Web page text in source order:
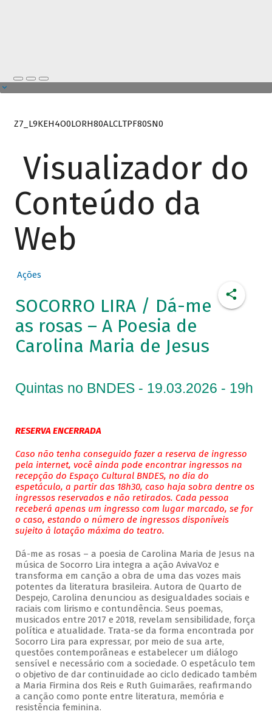
Z7_L9KEH4O0LORH80ALCLTPF80SN0
Visualizador do
Conteúdo da
Web
Ações
SOCORRO LIRA / Dá-me
as rosas – A Poesia de
Carolina Maria de Jesus
Quintas no BNDES - 19.03.2026 - 19h
RESERVA ENCERRADA
Caso não tenha conseguido fazer a reserva de ingresso
pela internet, você ainda pode encontrar ingressos na
recepção do Espaço Cultural BNDES, no dia do
espetáculo, a partir das 18h30, caso haja sobra dentre os
ingressos reservados e não retirados. Cada pessoa
receberá apenas um ingresso com lugar marcado, se for
o caso, estando o número de ingressos disponíveis
sujeito à lotação máxima do teatro.
Dá-me as rosas – a poesia de Carolina Maria de Jesus na
música de Socorro Lira integra a ação AvivaVoz e
transforma em canção a obra de uma das vozes mais
potentes da literatura brasileira. Autora de Quarto de
Despejo, Carolina denunciou as desigualdades sociais e
raciais com lirismo e contundência. Seus poemas,
musicados entre 2017 e 2018, revelam sensibilidade, força
política e atualidade. Trata-se da forma encontrada por
Socorro Lira para expressar, por meio de sua arte,
questões contemporâneas e estabelecer um diálogo
sensível e necessário com a sociedade. O espetáculo tem
o objetivo de dar continuidade ao ciclo dedicado também
a Maria Firmina dos Reis e Ruth Guimarães, reafirmando
a canção como ponte entre literatura, memória e
resistência feminina.